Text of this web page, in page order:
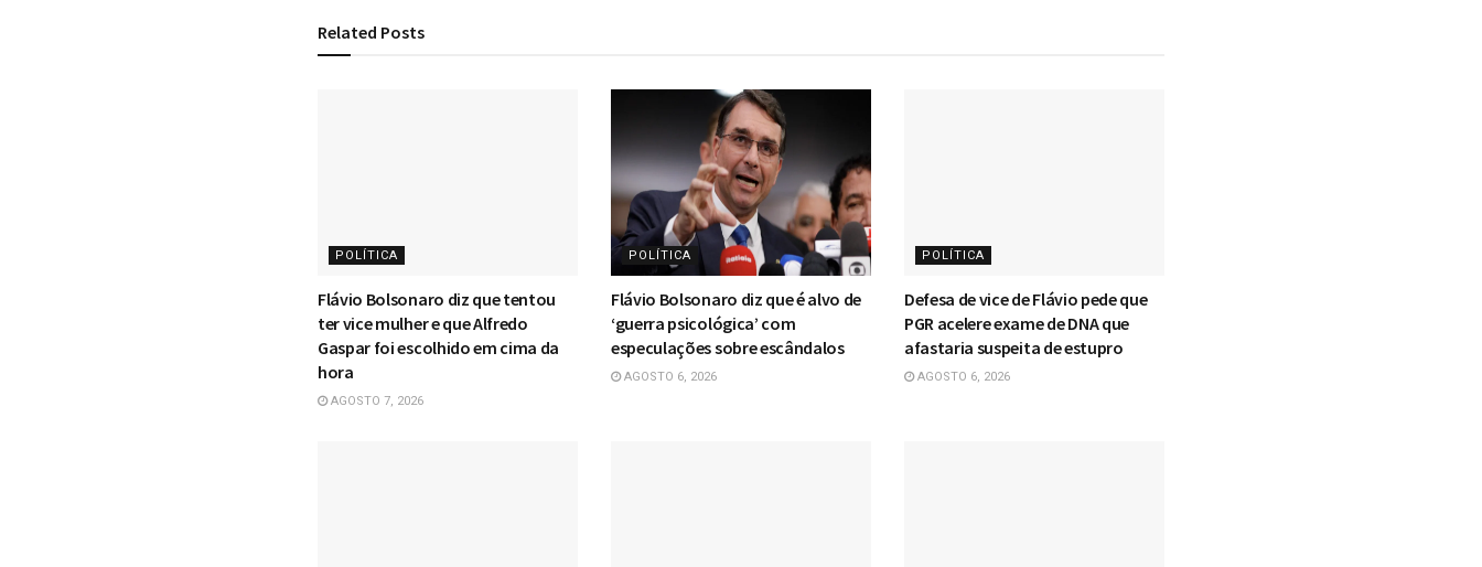
Related Posts
POLÍTICA
Flávio Bolsonaro diz que tentou
ter vice mulher e que Alfredo
Gaspar foi escolhido em cima da
hora
AGOSTO 7, 2026
POLÍTICA
Flávio Bolsonaro diz que é alvo de
‘guerra psicológica’ com
especulações sobre escândalos
AGOSTO 6, 2026
POLÍTICA
Defesa de vice de Flávio pede que
PGR acelere exame de DNA que
afastaria suspeita de estupro
AGOSTO 6, 2026